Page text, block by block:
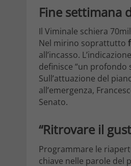
Fine settimana
Il Viminale schiera
Nel mirino soprattutto
all’incasso.
definisce “un profondo
Sull’attuazione del
all’emergenza,
Senato.
“Ritrovare il
Programmare le
chiave nelle parole del